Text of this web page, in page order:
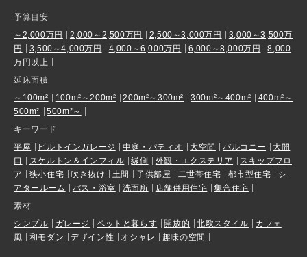
予算目安
～2,000万円
2,000～2,500万円 2,500～3,000万円
3,000～3,500万
円
3,500～4,000万円 4,000～6,000万円 6,000～8,000万円
8,000
万円以上
延床面積
～100m²
100m²～200m² 200m²～300m² 300m²～400m²
400m²～
500m²
500m²～
キーワード
平屋
ビルトインガレージ 中庭・パティオ 大空間 バルコニー
大開
口
スケルトン＆インフィル 縁側 外観・エクステリア
スキップフロ
ア
狭小住宅 吹き抜け 土間 子供部屋 二世帯住宅 都市型住宅
シ
アタールーム
バス・浴室 洗面所 店舗併用住宅
集合住宅
素材
シンプル
ガレージ ペットと暮らす 開放的 北欧スタイル
カフェ
風
和モダン デザイン性 オシャレ 趣味の空間